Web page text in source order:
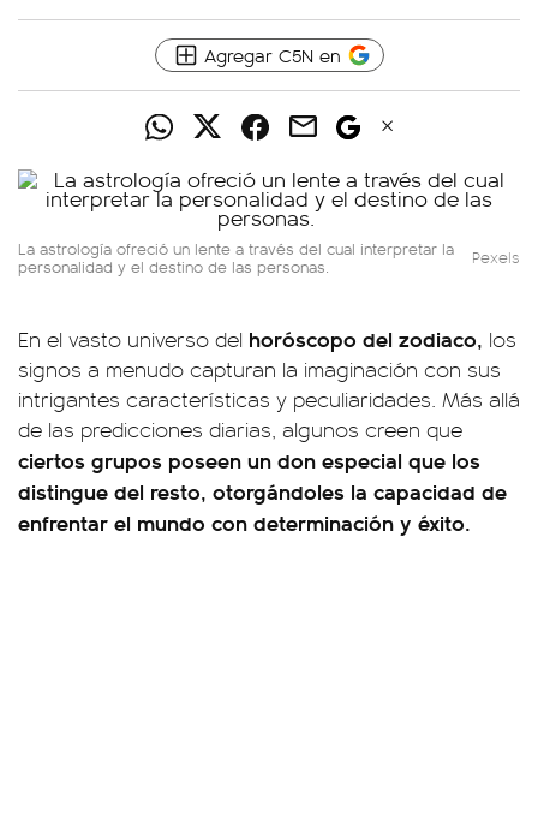
Agregar C5N en
La astrología ofreció un lente a través del cual interpretar la
personalidad y el destino de las personas. Pexels
En el vasto universo del horóscopo del zodiaco, los
signos a menudo capturan la imaginación con sus
intrigantes características y peculiaridades. Más allá
de las predicciones diarias, algunos creen que
ciertos grupos poseen un don especial que los
distingue del resto, otorgándoles la capacidad de
enfrentar el mundo con determinación y éxito.